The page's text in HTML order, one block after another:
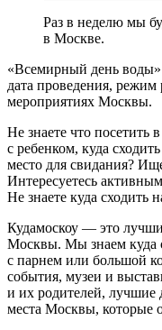
Раз в неделю мы
в Москве.
«Всемирный день
дата проведения,
мероприятиях Москвы.
Не знаете что посетить
с ребенком, куда
место для свидания?
Интересуетесь
Не знаете куда сходить
Кудамоскоу — это
Москвы. Мы знаем куда
с парнем или большой
события, музеи и
и их родителей, лучшие
места Москвы, которые